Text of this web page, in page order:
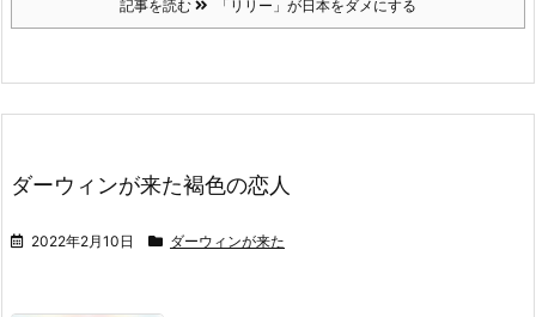
記事を読む 「リリー」が日本をダメにする
ダーウィンが来た褐色の恋人
2022年2月10日 ダーウィンが来た